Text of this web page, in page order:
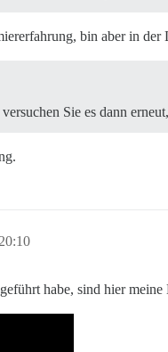
bin aber in
Sie es dann
habe, sind hier meine